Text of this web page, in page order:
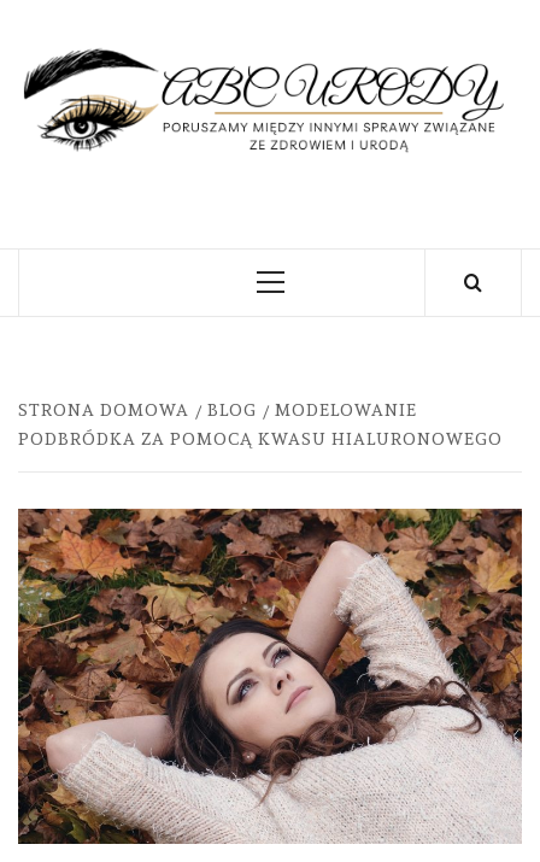
content
Primary
STRONA DOMOWA BLOG
MODELOWANIE
PODBRÓDKA ZA POMOCĄ KWASU HIALURONOWEGO